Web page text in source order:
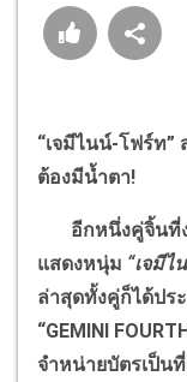
“เจมีไนน์-โฟร์ท”
ต้องมีน้ำตา!
อีกหนึ่งคู่จิ้นที่ง
แสดงหนุ่ม “เจมีไ
ล่าสุดทั้งคู่ก็ได้ปร
“GEMINI
จำหน่ายบัตรเป็น